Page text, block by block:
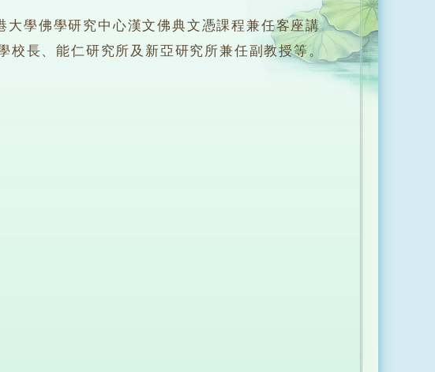
學佛學研究中心漢文佛典文憑課程兼任客座講
校長、能仁研究所及新亞研究所兼任副教授等。